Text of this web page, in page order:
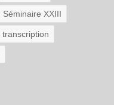
Séminaire XXIII
transcription